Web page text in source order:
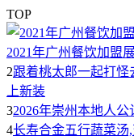
TOP
2021年广州餐饮加盟
2跟着桃太郎一起打
上新装
32026年崇州本地人
4长寿合金五行蔬菜汤